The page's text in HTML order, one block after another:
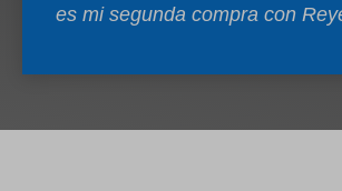
es mi segunda compra con